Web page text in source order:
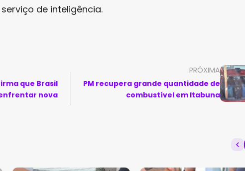
de inteligência.
que Brasil
nova
PRÓXIMA
PM recupera grande quantidade de
combustível em Itabuna